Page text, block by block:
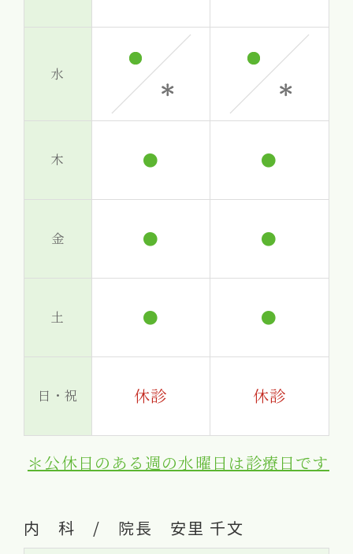
水
木 ● ●
金 ● ●
土 ● ●
日・祝 休診 休診
＊公休日のある週の水曜日は診療日です
内 科 / 院長 安里 千文